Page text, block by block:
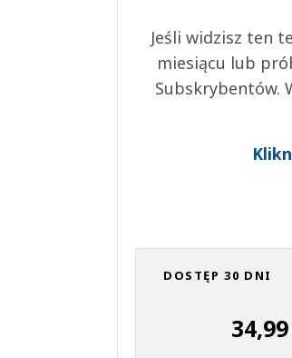
Jeśli widzisz ten
miesiącu lub
Subskrybentów.
DOSTĘP 30 DNI
34,99